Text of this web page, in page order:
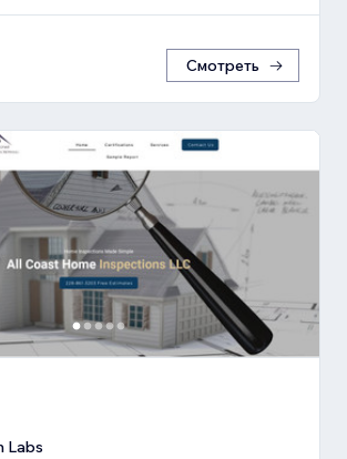
Смотреть
Labs